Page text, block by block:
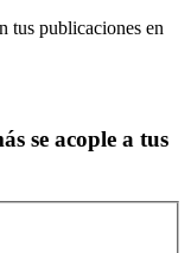
tus publicaciones en
se acople a tus